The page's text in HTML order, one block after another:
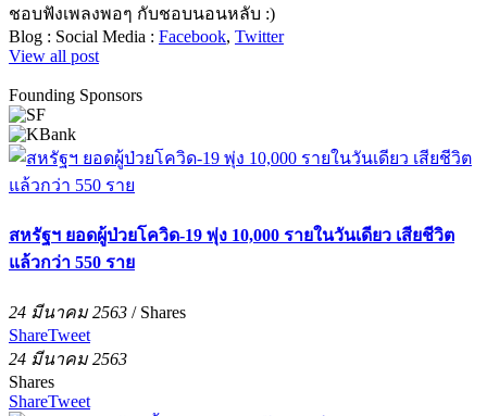
ชอบฟังเพลงพอๆ กับชอบนอนหลับ :)
Blog : Social Media : Facebook, Twitter
View all post
Founding Sponsors
สหรัฐฯ ยอดผู้ป่วยโควิด-19 พุ่ง 10,000 รายในวันเดียว เสียชีวิต
แล้วกว่า 550 ราย
24 มีนาคม 2563 / Shares
ShareTweet
24 มีนาคม 2563
Shares
ShareTweet